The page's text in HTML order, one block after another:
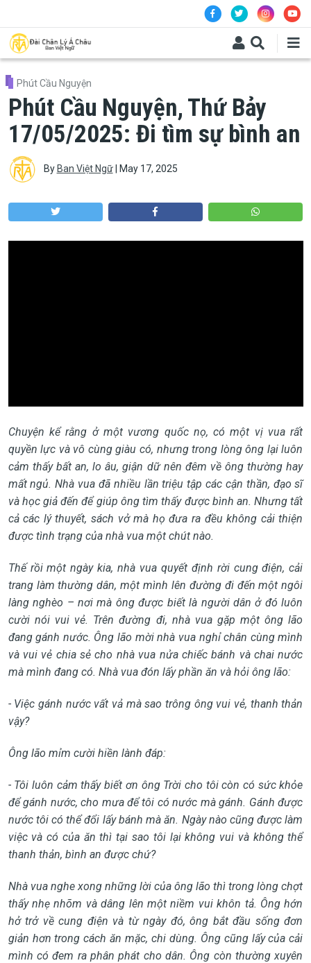
Phút Cầu Nguyện
Phút Cầu Nguyện, Thứ Bảy
17/05/2025: Đi tìm sự bình an
By Ban Việt Ngữ| May 17, 2025
Chuyện kể rằng ở một vương quốc nọ, có một vị vua rất
quyền lực và vô cùng giàu có, nhưng trong lòng ông lại luôn
cảm thấy bất an, lo âu, giận dữ nên đêm về ông thường hay
mất ngủ. Nhà vua đã nhiều lần triệu tập các cận thần, đạo sĩ
và học giả đến để giúp ông tìm thấy được bình an. Nhưng tất
cả các lý thuyết, sách vở mà họ đưa ra đều không cải thiện
được tình trạng của nhà vua một chút nào.
Thế rồi một ngày kia, nhà vua quyết định rời cung điện, cải
trang làm thường dân, một mình lên đường đi đến một ngôi
làng nghèo – nơi mà ông được biết là người dân ở đó luôn
cười nói vui vẻ. Trên đường đi, nhà vua gặp một ông lão
đang gánh nước. Ông lão mời nhà vua nghỉ chân cùng mình
và vui vẻ chia sẻ cho nhà vua nửa chiếc bánh và chai nước
mà mình đang có. Nhà vua đón lấy phần ăn và hỏi ông lão:
- Việc gánh nước vất vả mà sao trông ông vui vẻ, thanh thản
vậy?
Ông lão mỉm cười hiền lành đáp:
- Tôi luôn cảm thấy biết ơn ông Trời cho tôi còn có sức khỏe
để gánh nước, cho mưa để tôi có nước mà gánh. Gánh được
nước tôi có thể đổi lấy bánh mà ăn. Ngày nào cũng được làm
việc và có của ăn thì tại sao tôi lại không vui và không thể
thanh thản, bình an được chứ?
Nhà vua nghe xong những lời của ông lão thì trong lòng chợt
thấy nhẹ nhõm và dâng lên một niềm vui khôn tả. Ông hớn
hở trở về cung điện và từ ngày đó, ông bắt đầu sống đơn
giản hơn trong cách ăn mặc, chi dùng. Ông cũng lấy của cải
mình có đem ra phân phát cho dân. Ông còn thường xuyên